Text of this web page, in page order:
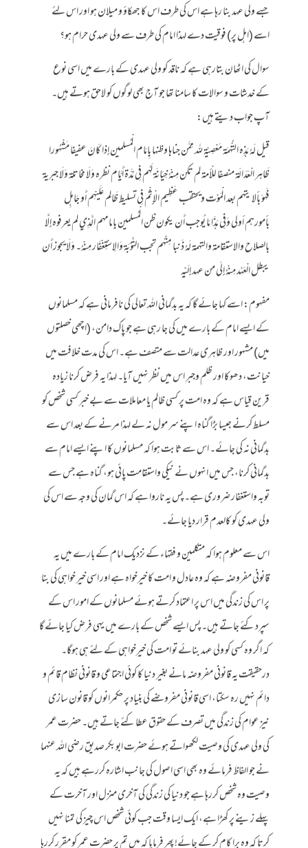
جسے ولی عہد بنا رہا ہے اس کی طرف اس کا جھکاؤ و میلان ہو اور اس لئے
اسے (اہل پر) فوقیت دے لہذا امام کی طرف سے ولی عہدی حرام ہو؟
سوال کی اٹھان بتارہی ہے کہ ناقد کو ولی عہدی کے بارے میں اسی نوع
کے خدشات و سوالات کا سامنا تھا جو آج بھی لوگوں کو لاحق ہوتے ہیں۔
آپ جواب دیتے ہیں:
قيل لَهُ هَذِه التُّهْمَة مَعْصِيّة لله مِمَّن جناها وظنها بِإِمَام الْمُسلمين إِذا كَانَ عفيفا مَشْهُورا
ظَاهر الْعَدَالَة منصفا للْأمة لم تكن مِنْهُ خِيَانَة لَهُم فِي مُدَّة أَيَّام نظره وَلَا مخاتلة وَلَا جبرية
فَهُوَ بألا يتهم بعد الْمَوْت ويحتقب عَظِيم الْإِثْم فِي تسليط ظَالِم عَلَيْهِم أَو جَاهِل
بأمورهم أولى وَفِي هَذَا مَا يُوجب أَن يكون ظن الْمُسلمين بإمامهم الَّذِي لم يعرفوه إِلَّا
بالصلاح والاستقامة والتهمة لَهُ ذَنبا مِنْهُم تجب التَّوْبَة وَالِاسْتِغْفَار مِنْهُ۔ وَلَا يجوز أَن
يبطل الْعَهْد مِنْهُ إِلَى من عهد إِلَيْهِ
مفہوم: اسے کہا جائے گا کہ یہ بدگمانی اللہ تعالی کی نافرمانی ہے کہ مسلمانوں
کے ایسے امام کے بارے میں کی جا رہی ہے جو پاک دامن، (اچھی خصلتوں
میں) مشہور اور ظاہری عدالت سے متصف ہے۔ اس کی مدت خلافت میں
خیانت، دھوکا اور ظلم وجبر اس میں نظر نہیں آیا۔ لہذا یہ فرض کرنا زیادہ
قرین قیاس ہے کہ وہ امت پر کسی ظالم یا معاملات سے بے خبر کسی شخص کو
مسلط کرنے جیسا بڑا گناہ اپنے سر مول نہ لے لہذا مرنے کے بعد اس سے
بدگمانی نہ کی جائے۔ اس سے ثابت ہوا کہ مسلمانوں کا اپنے ایسے امام سے
بدگمانی کرنا، جس میں انہوں نے نیکی واستقامت پائی ہو، گناہ ہے جس سے
توبہ واستغفار ضروری ہے۔ پس یہ ناروا ہے کہ اس گمان کی وجہ سے اس کی
ولی عہدی کو کالعدم قرار دیا جائے۔
اس سے معلوم ہوا کہ متکلمین و فقہاء کے نزدیک امام کے بارے میں یہ
قانونی مفروضہ ہے کہ وہ عادل و امت کا خیرخواہ ہے اور اسی خیر خواہی کی بنا
پر اس کی زندگی میں اس پر اعتماد کرتے ہوئے مسلمانوں کے امور اس کے
سپرد کئے جاتے ہیں۔ پس ایسے شخص کے بارے میں یہی فرض کیا جائے گا
کہ اگر وہ کسی کو ولی عہد بنائے تو امت کی خیرخواہی کے لئے ہی ہوگا۔
درحقیقت یہ قانونی مفروضہ مانے بغیر دنیا کا کوئی اجتماعی و قانونی نظام قائم و
دائم نہیں رہ سکتا، اسی قانونی مفروضے کی بنیاد پر حکمرانوں کو قانون سازی
نیز عوام کی زندگی میں تصرف کے حقوق عطا کئے جاتے ہیں۔ حضرت عمر
کی ولی عہدی کی وصیت لکھواتے ہوئے حضرت ابوبکر صدیق رضی اللہ عنہما
نے جو الفاظ فرمائے وہ بھی اسی اصول کی جانب اشارہ کررہے ہیں کہ یہ
وصیت وہ شخص کررہا ہے جو دنیا کی زندگی کی آخری منزل اور آخرت کے
پہلے زینے پر کھڑا ہے، ایک ایسا وقت جب کوئی شخص اس چیز کی تمنا نہیں
کرتا کہ وہ برا کام کر کے جائے! پھر فرمایا کہ میں تم پر حضرت عمر کو مقرر کررہا